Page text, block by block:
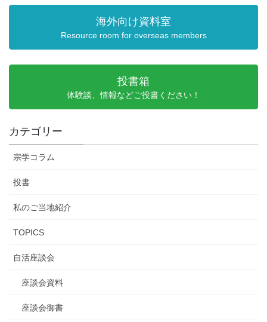
海外向け資料室
Resource room for overseas members
投書箱
体験談、情報などご投書ください！
カテゴリー
宗学コラム
投書
私のご当地紹介
TOPICS
自活座談会
座談会資料
座談会御書